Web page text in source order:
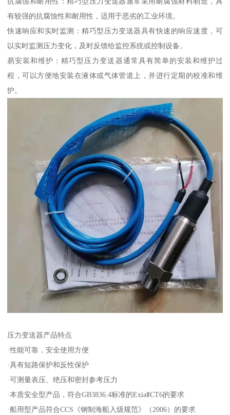
有较强的抗腐蚀性和耐用性，适用于恶劣的工业环境。
快速响应和实时监测：精巧型压力变送器具有快速的响应速度，可
以实时监测压力变化，及时反馈给监控系统或控制设备。
易安装和维护：精巧型压力变送器通常具有简单的安装和维护过
程，可以方便地安装在液体或气体管道上，并进行定期的校准和维
护。
压力变送器产品特点
·性能可靠，安全使用方便
·具有短路保护和反性保护
·可测量表压、绝压和密封参考压力
·本质安全型产品，符合GB3836.4标准的ExiaⅡCT6的要求
·船用型产品符合CCS《钢制海船入级规范》（2006）的要求